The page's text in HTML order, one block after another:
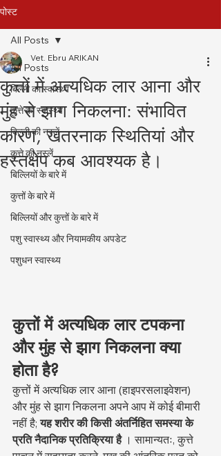
पोस्ट
All Posts
बिल्ली का स्वास्थ्य
कुत्ते का स्वास्थ्य
बिल्ली की नस्लें
कुत्ते की नस्लें
बिल्लियों के बारे में
कुत्तों के बारे में
बिल्लियों और कुत्तों के बारे में
पशु स्वास्थ्य और नियामकीय अपडेट
पशुधन स्वास्थ्य
All Posts
कुत्तों में अत्यधिक लार आना और
मुंह से झाग निकलना: संभावित
कारण, खतरनाक स्थितियां और
हस्तक्षेप कब आवश्यक है।
Vet. Ebru ARIKAN
कुत्तों में अत्यधिक लार टपकना
और मुंह से झाग निकलना क्या
होता है?
कुत्तों में अत्यधिक लार आना (हाइपरसलाइवेशन)
और मुंह से झाग निकलना अपने आप में कोई बीमारी
नहीं है; यह शरीर की किसी अंतर्निहित समस्या के
प्रति नैदानिक प्रतिक्रिया है । सामान्यतः, कुत्ते